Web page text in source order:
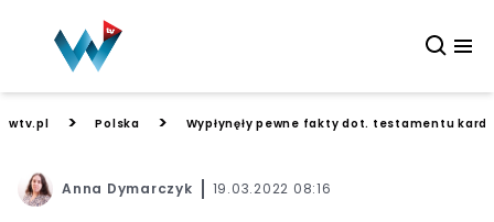
wtv.pl > Polska > Wypłynęły pewne fakty dot. testamentu
Anna Dymarczyk 19.03.2022 08:16